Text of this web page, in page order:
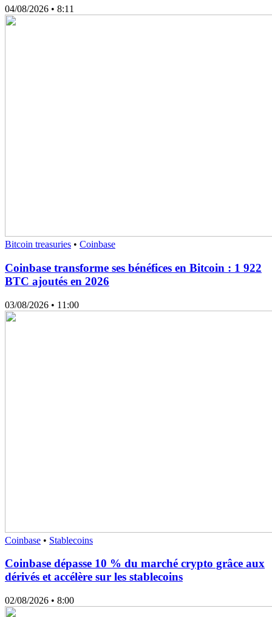
04/08/2026 • 8:11
Bitcoin treasuries • Coinbase
Coinbase transforme ses bénéfices en Bitcoin : 1 922
BTC ajoutés en 2026
03/08/2026 • 11:00
Coinbase • Stablecoins
Coinbase dépasse 10 % du marché crypto grâce aux
dérivés et accélère sur les stablecoins
02/08/2026 • 8:00